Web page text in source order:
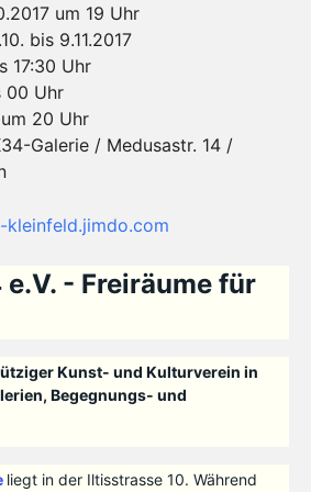
um 19 Uhr
bis 9.11.2017
17:30 Uhr
00 Uhr
um 20 Uhr
Galerie / Medusastr. 14 /
kleinfeld.jimdo.com
- Freiräume für
Kunst- und Kulturverein in
Begegnungs- und
liegt in der Iltisstrasse 10. Während